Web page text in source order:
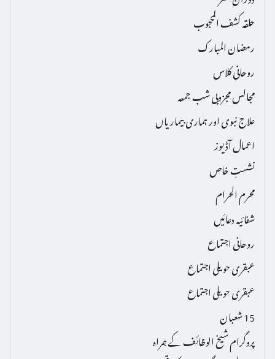
حلقہ کشف المحجوب
رمضان المبارک
روحانی کلاس
مجالس مجزوبی شب جمعہ
علاج نبوی اور ہماری بیماریاں
اعمال آڈیوز
نشستِ خاص
محرم الحرام
شفائیہ دعائیں
روحانی اجتماع
عبقری حویلی اجتماع
عبقری حویلی اجتماع
15 شعبان
پروگرام شیخ الوظائف کے ہمراہ